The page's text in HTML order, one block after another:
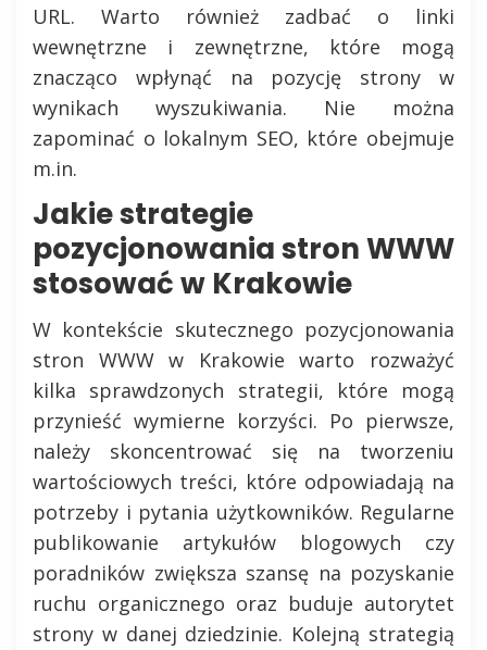
URL. Warto również zadbać o linki
wewnętrzne i zewnętrzne, które mogą
znacząco wpłynąć na pozycję strony w
wynikach wyszukiwania. Nie można
zapominać o lokalnym SEO, które obejmuje
m.in.
Jakie strategie
pozycjonowania stron WWW
stosować w Krakowie
W kontekście skutecznego pozycjonowania
stron WWW w Krakowie warto rozważyć
kilka sprawdzonych strategii, które mogą
przynieść wymierne korzyści. Po pierwsze,
należy skoncentrować się na tworzeniu
wartościowych treści, które odpowiadają na
potrzeby i pytania użytkowników. Regularne
publikowanie artykułów blogowych czy
poradników zwiększa szansę na pozyskanie
ruchu organicznego oraz buduje autorytet
strony w danej dziedzinie. Kolejną strategią